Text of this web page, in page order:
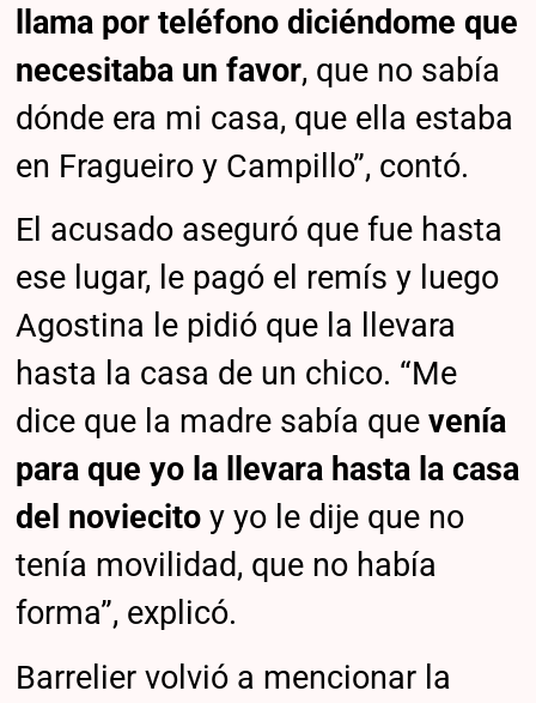
llama por teléfono diciéndome que
necesitaba un favor, que no sabía
dónde era mi casa, que ella estaba
en Fragueiro y Campillo”, contó.
El acusado aseguró que fue hasta
ese lugar, le pagó el remís y luego
Agostina le pidió que la llevara
hasta la casa de un chico. “Me
dice que la madre sabía quevenía
para que yo la llevara hasta la casa
del noviecito y yo le dije que no
tenía movilidad, que no había
forma”, explicó.
Barrelier volvió a mencionar la